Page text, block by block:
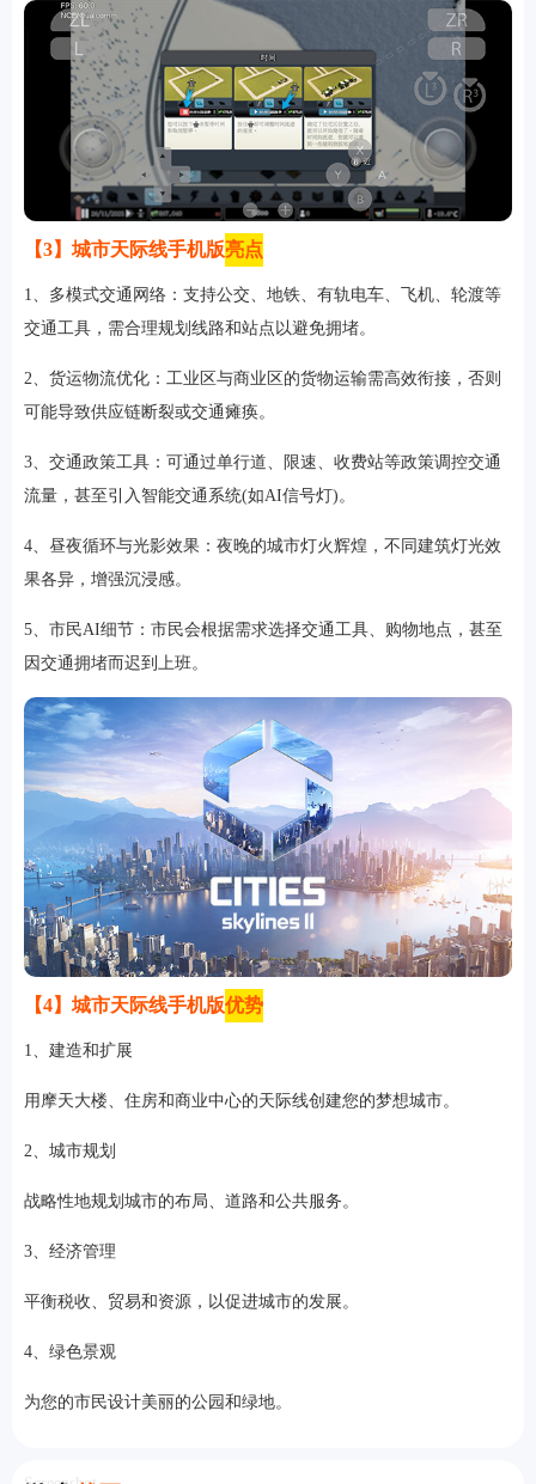
【3】城市天际线手机版亮点
1、多模式交通网络：支持公交、地铁、有轨电车、飞机、轮渡等
交通工具，需合理规划线路和站点以避免拥堵。
2、货运物流优化：工业区与商业区的货物运输需高效衔接，否则
可能导致供应链断裂或交通瘫痪。
3、交通政策工具：可通过单行道、限速、收费站等政策调控交通
流量，甚至引入智能交通系统(如AI信号灯)。
4、昼夜循环与光影效果：夜晚的城市灯火辉煌，不同建筑灯光效
果各异，增强沉浸感。
5、市民AI细节：市民会根据需求选择交通工具、购物地点，甚至
因交通拥堵而迟到上班。
【4】城市天际线手机版优势
1、建造和扩展
用摩天大楼、住房和商业中心的天际线创建您的梦想城市。
2、城市规划
战略性地规划城市的布局、道路和公共服务。
3、经济管理
平衡税收、贸易和资源，以促进城市的发展。
4、绿色景观
为您的市民设计美丽的公园和绿地。